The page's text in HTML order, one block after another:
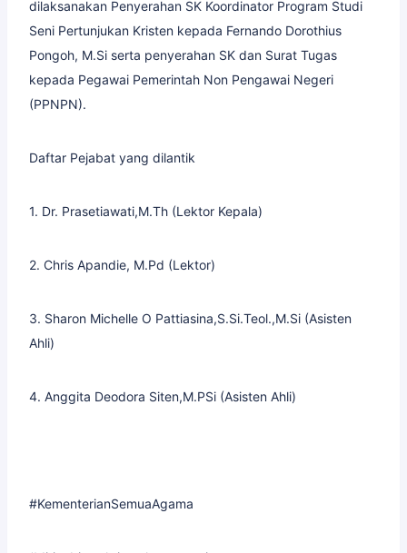
dilaksanakan Penyerahan SK Koordinator Program Studi
Seni Pertunjukan Kristen kepada Fernando Dorothius
Pongoh, M.Si serta penyerahan SK dan Surat Tugas
kepada Pegawai Pemerintah Non Pengawai Negeri
(PPNPN).
Daftar Pejabat yang dilantik
1. Dr. Prasetiawati,M.Th (Lektor Kepala)
2. Chris Apandie, M.Pd (Lektor)
3. Sharon Michelle O Pattiasina,S.Si.Teol.,M.Si (Asisten
Ahli)
4. Anggita Deodora Siten,M.PSi (Asisten Ahli)
#KementerianSemuaAgama